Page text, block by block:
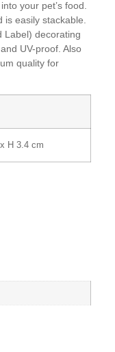
your pet’s food.
easily stackable.
Label) decorating
UV-proof. Also
quality for
H 3.4 cm